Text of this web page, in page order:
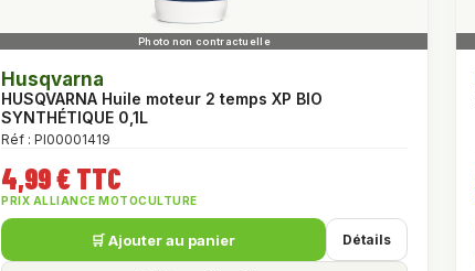
Husqvarna
HUSQVARNA Huile moteur 2 temps XP BIO
SYNTHÉTIQUE 0,1L
Réf : PI00001419
4,99 € TTC
PRIX ALLIANCE MOTOCULTURE
🛒 Ajouter au panier Détails